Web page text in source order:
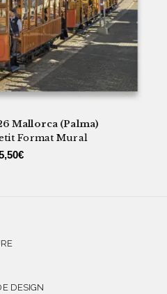
Mallorca (Palma)
Format Mural
€
DESIGN